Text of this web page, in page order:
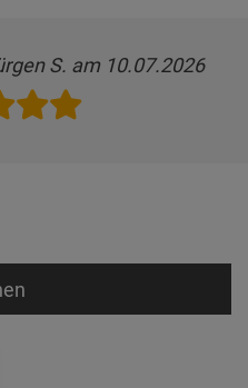
S. am 10.07.2026